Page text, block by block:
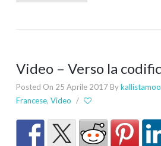
Video – Verso la
Posted On 25 Aprile 2017 By
Francese, Video /